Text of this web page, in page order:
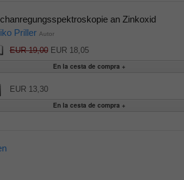
an Zinkoxid
Priller Autor
EUR 19,00EUR 18,05
EUR 13,30